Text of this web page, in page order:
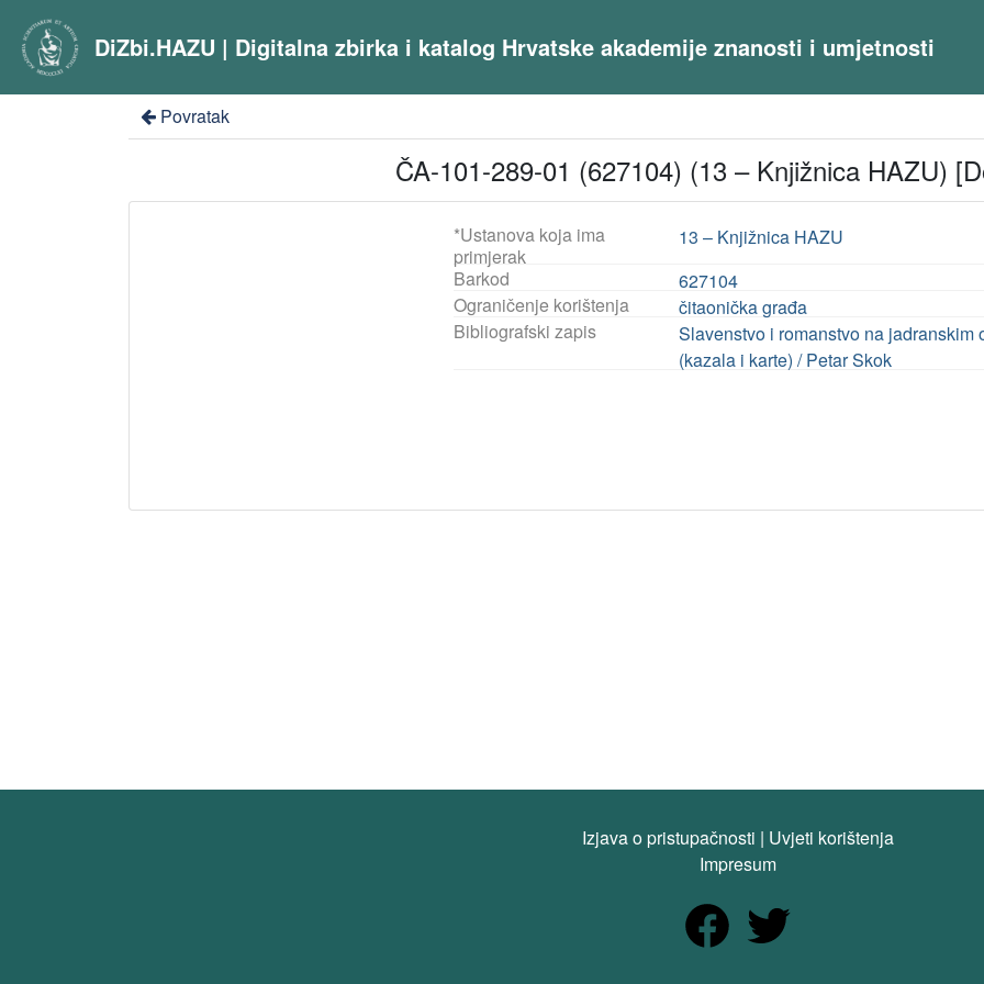
DiZbi.HAZU | Digitalna zbirka i katalog Hrvatske akademije znanosti i umjetnosti
Povratak
ČA-101-289-01 (627104) (13 – Knjižnica HAZU)
*Ustanova koja ima
primjerak
13 – Knjižnica HAZU
Barkod
627104
Ograničenje korištenja
čitaonička građa
Bibliografski zapis
Slavenstvo i romanstvo na
(kazala i karte) / Petar Skok
Izjava o pristupačnosti | Uvjeti korištenja
Impresum